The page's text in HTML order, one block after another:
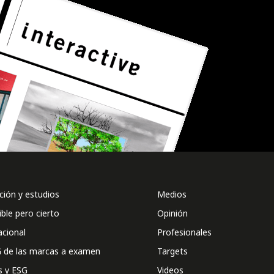
y estudios
pero cierto
de las marcas a examen
y ESG
Medios
Opinión
Profesionales
Targets
Videos